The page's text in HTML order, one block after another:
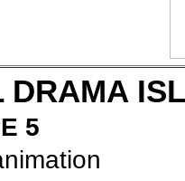
DRAMA
5